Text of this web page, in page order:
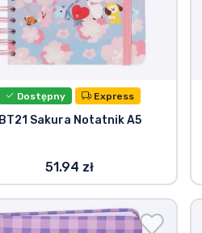
Dostępny Express
BT21 Sakura Notatnik A5
51.94 zł